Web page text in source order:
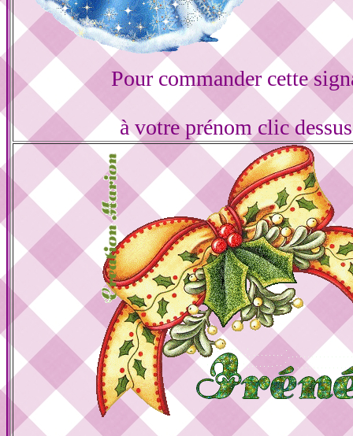
Pour commander cette
à votre prénom clic